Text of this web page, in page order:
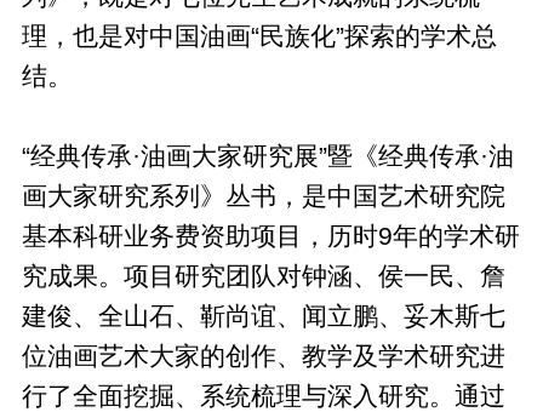
理，也是对中国油画“民族化”探索的学术总
结。
“经典传承·油画大家研究展”暨《经典传承·油
画大家研究系列》丛书，是中国艺术研究院
基本科研业务费资助项目，历时9年的学术研
究成果。项目研究团队对钟涵、侯一民、詹
建俊、全山石、靳尚谊、闻立鹏、妥木斯七
位油画艺术大家的创作、教学及学术研究进
行了全面挖掘、系统梳理与深入研究。通过